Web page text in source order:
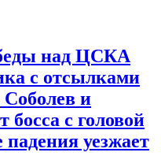
над ЦСКА
с отсылками
и
с головой
уезжает